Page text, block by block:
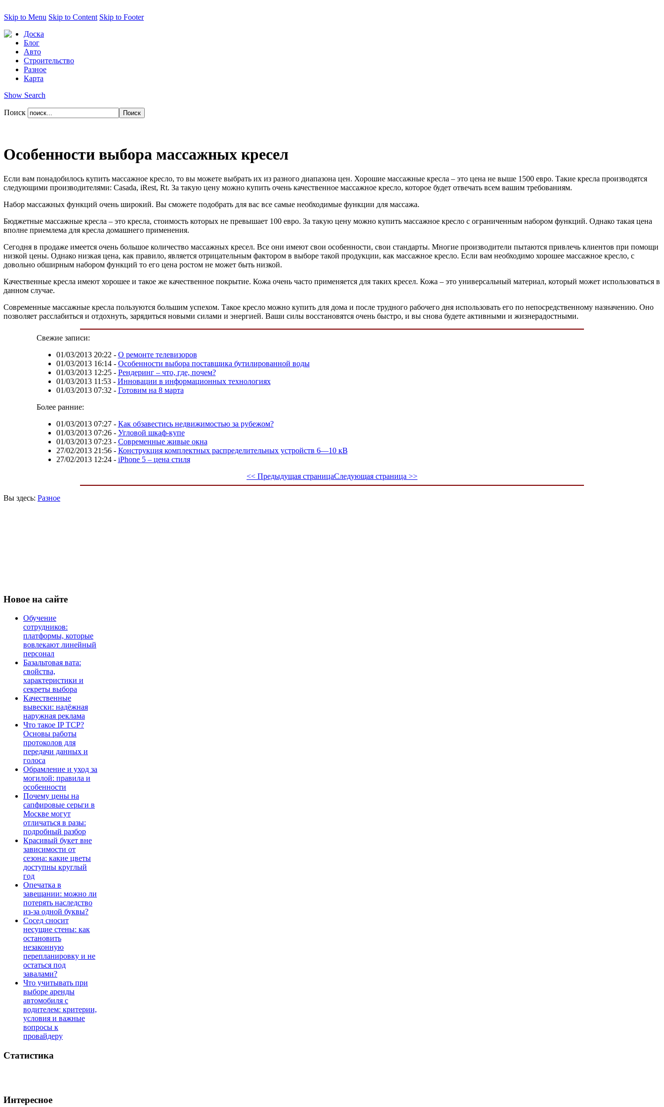
Skip to Menu Skip to Content Skip to Footer
Доска
Блог
Авто
Строительство
Разное
Карта
Show Search
Поиск
Особенности выбора массажных кресел
Если вам понадобилось купить массажное кресло, то вы можете выбрать их из разного диапазона цен. Хорошие массажные кресла – это цена не выше 1500 евро. Такие кресла производятся
следующими производителями: Casada, iRest, Rt. За такую цену можно купить очень качественное массажное кресло, которое будет отвечать всем вашим требованиям.
Набор массажных функций очень широкий. Вы сможете подобрать для вас все самые необходимые функции для массажа.
Бюджетные массажные кресла – это кресла, стоимость которых не превышает 100 евро. За такую цену можно купить массажное кресло с ограниченным набором функций. Однако такая цена
вполне приемлема для кресла домашнего применения.
Сегодня в продаже имеется очень большое количество массажных кресел. Все они имеют свои особенности, свои стандарты. Многие производители пытаются привлечь клиентов при помощи
низкой цены. Однако низкая цена, как правило, является отрицательным фактором в выборе такой продукции, как массажное кресло. Если вам необходимо хорошее массажное кресло, с
довольно обширным набором функций то его цена ростом не может быть низкой.
Качественные кресла имеют хорошее и такое же качественное покрытие. Кожа очень часто применяется для таких кресел. Кожа – это универсальный материал, который может использоваться в
данном случае.
Современные массажные кресла пользуются большим успехом. Такое кресло можно купить для дома и после трудного рабочего дня использовать его по непосредственному назначению. Оно
позволяет расслабиться и отдохнуть, зарядиться новыми силами и энергией. Ваши силы восстановятся очень быстро, и вы снова будете активными и жизнерадостными.
Свежие записи:
01/03/2013 20:22 - О ремонте телевизоров
01/03/2013 16:14- Особенности выбора поставщика бутилированной воды
01/03/2013 12:25- Рендеринг – что, где, почем?
01/03/2013 11:53- Инновации в информационных технологиях
01/03/2013 07:32 - Готовим на 8 марта
Более ранние:
01/03/2013 07:27- Как обзавестись недвижимостью за рубежом?
01/03/2013 07:26- Угловой шкаф-купе
01/03/2013 07:23- Современные живые окна
27/02/2013 21:56- Конструкция комплектных распределительных устройств 6—10 кВ
27/02/2013 12:24- iPhone 5 – цена стиля
<< Предыдущая страницаСледующая страница >>
Вы здесь: Разное
Новое на сайте
Обучение
сотрудников:
платформы, которые
вовлекают линейный
персонал
Базальтовая вата:
свойства,
характеристики и
секреты выбора
Качественные
вывески: надёжная
наружная реклама
Что такое IP TCP?
Основы работы
протоколов для
передачи данных и
голоса
Обрамление и уход за
могилой: правила и
особенности
Почему цены на
сапфировые серьги в
Москве могут
отличаться в разы:
подробный разбор
Красивый букет вне
зависимости от
сезона: какие цветы
доступны круглый
год
Опечатка в
завещании: можно ли
потерять наследство
из-за одной буквы?
Сосед сносит
несущие стены: как
остановить
незаконную
перепланировку и не
остаться под
завалами?
Что учитывать при
выборе аренды
автомобиля с
водителем: критерии,
условия и важные
вопросы к
провайдеру
Статистика
Интересное